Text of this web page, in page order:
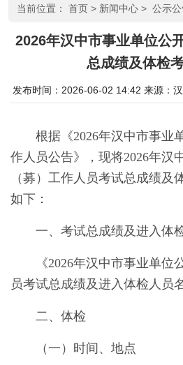
当前位置： 首页 > 新闻中心 > 公示
2026年汉中市事业单位公
总成绩及体检
发布时间：2026-06-02 14:42 来源：
根据《2026年汉中市事业
作人员公告》，现将2026年汉
（募）工作人员考试总成绩及
如下：
一、考试总成绩及进入体
《2026年汉中市事业单位
员考试总成绩及进入体检人员
二、体检
（一）时间、地点